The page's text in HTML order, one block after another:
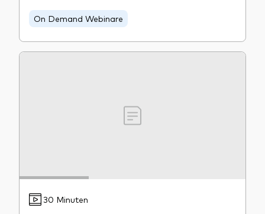
On Demand Webinare
30 Minuten